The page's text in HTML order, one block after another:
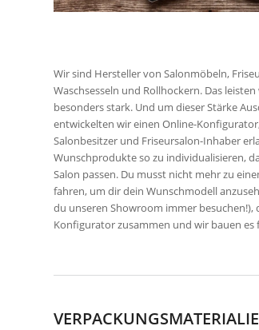
Wir sind Hersteller von Salonmöbeln,
Waschsesseln und Rollhockern. Das
besonders stark. Und um dieser Stärke
entwickelten wir einen Online-
Salonbesitzer und Friseursalon-Inhaber
Wunschprodukte so zu individualisieren,
Salon passen. Du musst nicht mehr zu
fahren, um dir dein Wunschmodell
du unseren Showroom immer besuchen!),
Konfigurator zusammen und wir bauen es